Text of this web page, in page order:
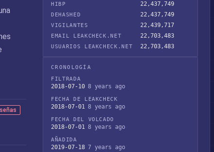
HIBP
22,437,749
DEHASHED 22,437,749
VIGILANTES 22,439,717
EMAIL LEAKCHECK.NET 22,703,483
USUARIOS LEAKCHECK.NET 22,703,483
CRONOLOGÍA
FILTRADA
2018-07-10 8 years ago
FECHA DE LEAKCHECK
2018-07-01 8 years ago
FECHA DEL VOLCADO
2018-07-01 8 years ago
AÑADIDA
2019-07-18 7 years ago